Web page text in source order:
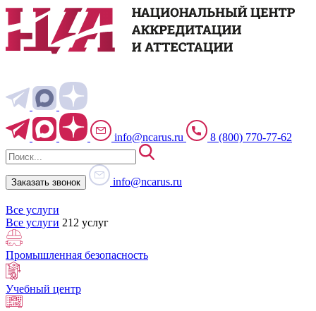
info@ncarus.ru 8 (800) 770-77-62
Заказать звонок info@ncarus.ru
Все услуги
Все услуги 212 услуг
Промышленная безопасность
Учебный центр